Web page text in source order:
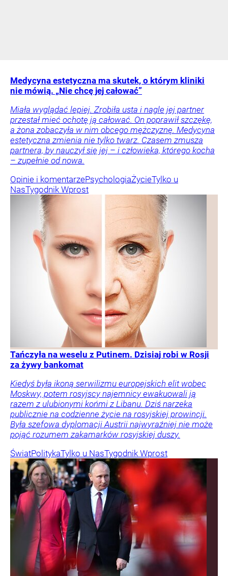
Medycyna estetyczna ma skutek, o którym kliniki
nie mówią. „Nie chcę jej całować”
Miała wyglądać lepiej. Zrobiła usta i nagle jej partner
przestał mieć ochotę ją całować. On poprawił szczękę,
a żona zobaczyła w nim obcego mężczyznę. Medycyna
estetyczna zmienia nie tylko twarz. Czasem zmusza
partnera, by nauczył się jej – i człowieka, którego kocha
– zupełnie od nowa.
Opinie i komentarzePsychologiaŻycieTylko u
NasTygodnik Wprost
Tańczyła na weselu z Putinem. Dzisiaj robi w Rosji
za żywy bankomat
Kiedyś była ikoną serwilizmu europejskich elit wobec
Moskwy, potem rosyjscy najemnicy ewakuowali ją
razem z ulubionymi końmi z Libanu. Dziś narzeka
publicznie na codzienne życie na rosyjskiej prowincji.
Była szefowa dyplomacji Austrii najwyraźniej nie może
pojąć rozumem zakamarków rosyjskiej duszy.
ŚwiatPolitykaTylko u NasTygodnik Wprost